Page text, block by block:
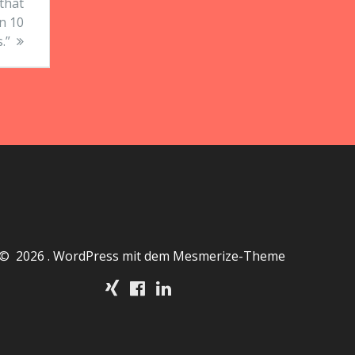
10
2026 . WordPress mit dem Mesmerize-Theme